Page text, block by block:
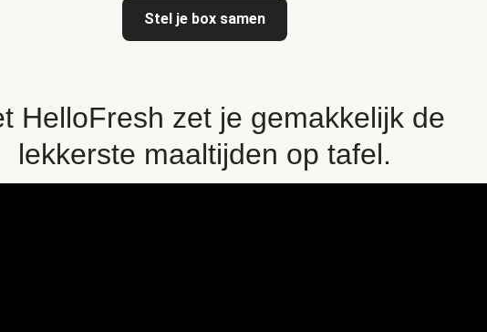
Stel je box samen
HelloFresh zet je gemakkelijk de
lekkerste maaltijden op tafel.